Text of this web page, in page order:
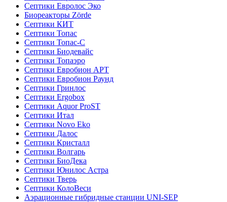
Септики Евролос Эко
Биореакторы Zörde
Септики КИТ
Септики Топас
Септики Топас-С
Септики Биодевайс
Септики Топаэро
Септики Евробион АРТ
Септики Евробион Раунд
Септики Гринлос
Септики Ergobox
Септики Aquor ProST
Септики Итал
Септики Novo Eko
Септики Далос
Септики Кристалл
Септики Волгарь
Септики БиоДека
Септики Юнилос Астра
Септики Тверь
Септики КолоВеси
Аэрационные гибридные станции UNI-SEP